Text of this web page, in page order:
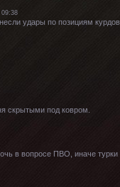
удары по позициям
скрытыми под ковром.
в вопросе ПВО, иначе турки